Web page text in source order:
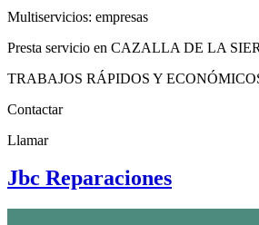
Multiservicios: empresas
Presta servicio en CAZALLA DE LA
TRABAJOS RÁPIDOS Y
Contactar
Llamar
Jbc Reparaciones